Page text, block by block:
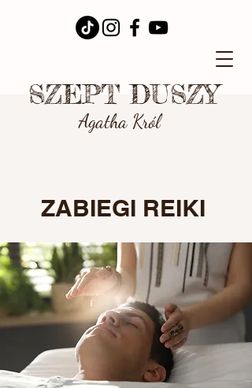
Agatha Król
SZEPT DUSZY
ZABIEGI REIKI